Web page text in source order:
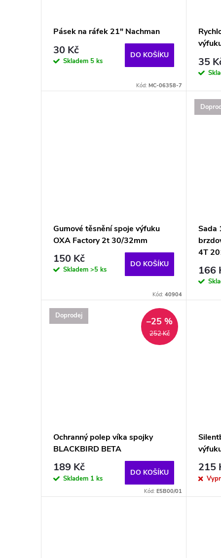
t
Pásek na ráfek 21" Nachman
30 Kč
Skladem 5 ks
DO KOŠÍKU
Kód: MC-06358-7
35
Gumové těsnění spoje výfuku
OXA Factory 2t 30/32mm
150 Kč
Skladem >5 ks
DO KOŠÍKU
Kód:40904
Sada
4T
166
Doprodej
252 Kč
–25 %
Ochranný polep víka spojky
BLACKBIRD BETA
189 Kč
Skladem 1 ks
DO KOŠÍKU
Kód:E5B00/01
215